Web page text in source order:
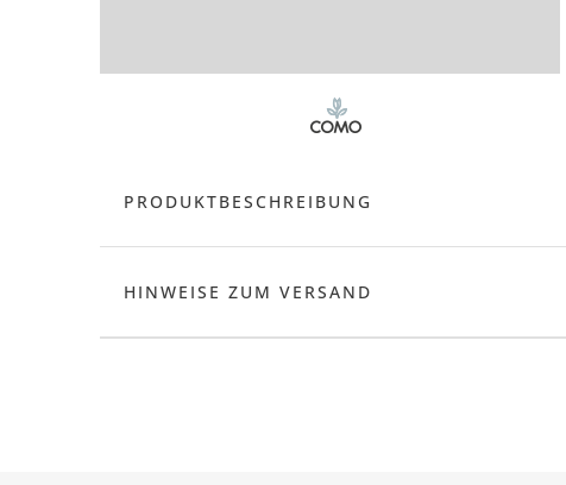
PRODUKTBESCHREIBUNG
HINWEISE ZUM VERSAND